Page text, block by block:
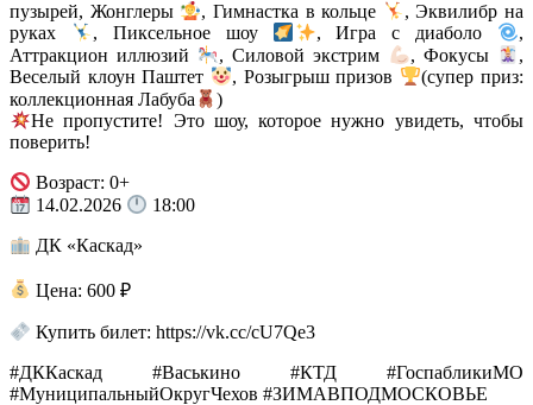
пузырей, Жонглеры
, Гимнастка в кольце
, Эквилибр на
руках
, Пиксельное шоу , Игра с диаболо
,
Аттракцион иллюзий
, Силовой экстрим , Фокусы
,
Веселый клоун Паштет
, Розыгрыш призов
(супер приз:
коллекционная Лабуба
)
Не пропустите! Это шоу, которое нужно увидеть, чтобы
поверить!
Возраст: 0+
14.02.2026
18:00
ДК «Каскад»
Цена: 600 ₽
Купить билет: https://vk.cc/cU7Qe3
#ДККаскад #Васькино #КТД #ГоспабликиМО
#МуниципальныйОкругЧехов #ЗИМАВПОДМОСКОВЬЕ